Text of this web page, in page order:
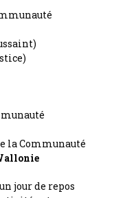
la Communauté
jour de repos